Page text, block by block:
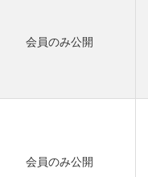
会員のみ公開
会員のみ公開